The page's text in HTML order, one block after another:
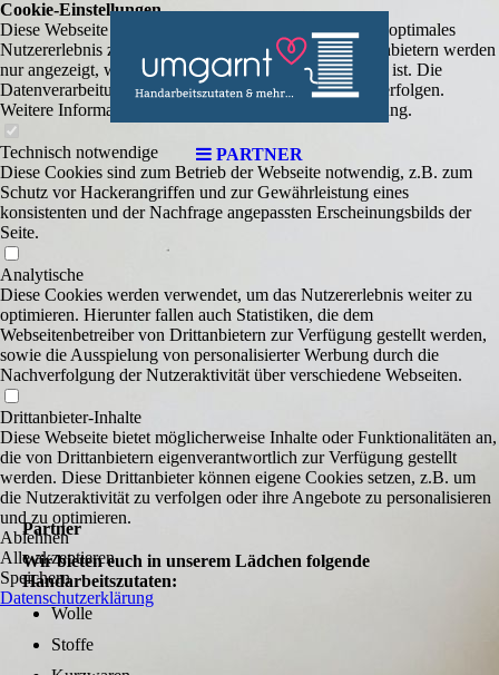
PARTNER
Partner
Wir bieten euch in unserem Lädchen folgende
Handarbeitszutaten:
Wolle
Stoffe
Cookie-Einstellungen
Diese Webseite verwendet Cookies, um Besuchern ein optimales
Nutzererlebnis zu bieten. Bestimmte Inhalte von Drittanbietern werden
nur angezeigt, wenn die entsprechende Option aktiviert ist. Die
Datenverarbeitung kann dann auch in einem Drittland erfolgen.
Weitere Informationen hierzu in der Datenschutzerklärung.
Technisch notwendige
Diese Cookies sind zum Betrieb der Webseite notwendig, z.B. zum
Schutz vor Hackerangriffen und zur Gewährleistung eines
konsistenten und der Nachfrage angepassten Erscheinungsbilds der
Seite.
Analytische
Diese Cookies werden verwendet, um das Nutzererlebnis weiter zu
optimieren. Hierunter fallen auch Statistiken, die dem
Webseitenbetreiber von Drittanbietern zur Verfügung gestellt werden,
sowie die Ausspielung von personalisierter Werbung durch die
Nachverfolgung der Nutzeraktivität über verschiedene Webseiten.
Drittanbieter-Inhalte
Diese Webseite bietet möglicherweise Inhalte oder Funktionalitäten an,
die von Drittanbietern eigenverantwortlich zur Verfügung gestellt
werden. Diese Drittanbieter können eigene Cookies setzen, z.B. um
die Nutzeraktivität zu verfolgen oder ihre Angebote zu personalisieren
und zu optimieren.
Ablehnen
Alle akzeptieren
Speichern
Datenschutzerklärung